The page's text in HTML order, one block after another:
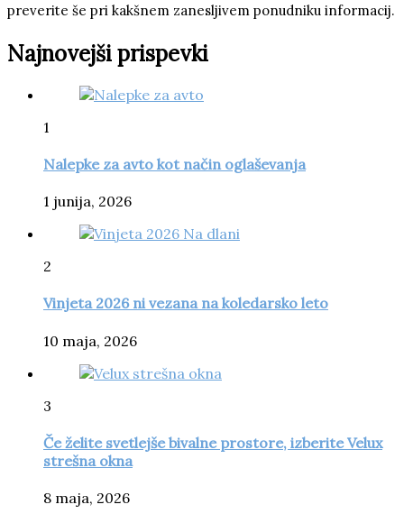
preverite še pri kakšnem zanesljivem ponudniku informacij.
Najnovejši prispevki
1
Nalepke za avto kot način oglaševanja
1 junija, 2026
2
Vinjeta 2026 ni vezana na koledarsko leto
10 maja, 2026
3
Če želite svetlejše bivalne prostore, izberite Velux
strešna okna
8 maja, 2026